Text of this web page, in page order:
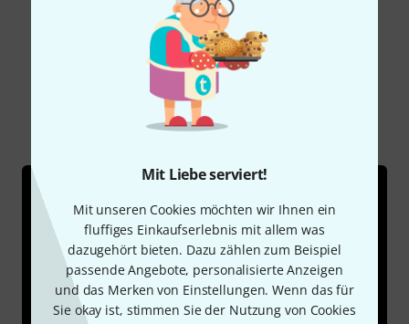
Mit Liebe serviert!
Mit unseren Cookies möchten wir Ihnen ein
fluffiges Einkaufserlebnis mit allem was
dazugehört bieten. Dazu zählen zum Beispiel
passende Angebote, personalisierte Anzeigen
und das Merken von Einstellungen. Wenn das für
Sie okay ist, stimmen Sie der Nutzung von Cookies
Schon gewusst?
Ratgeber Testberichte